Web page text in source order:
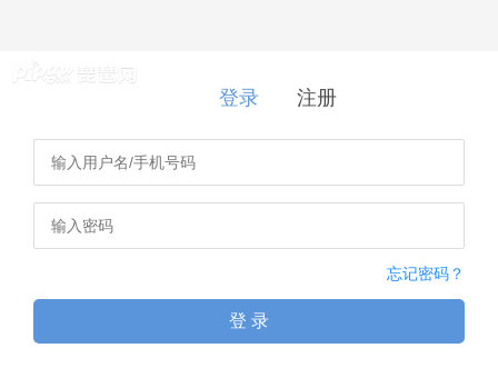
登录 注册
忘记密码？
登 录